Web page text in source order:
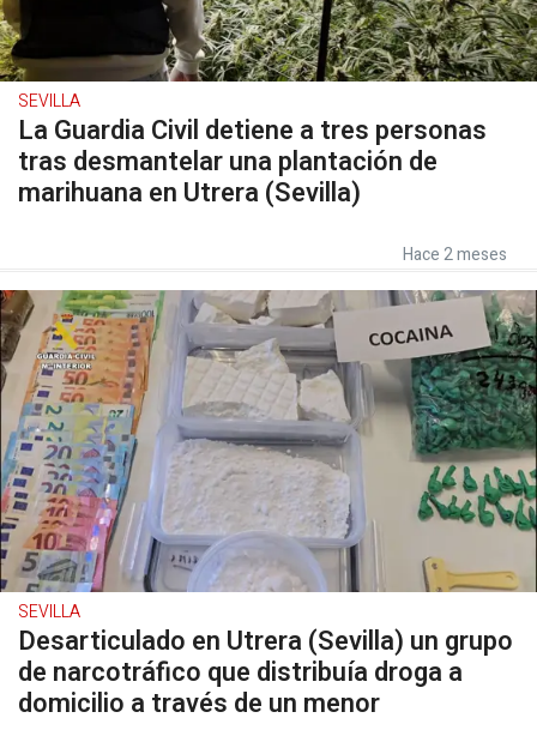
SEVILLA
La Guardia Civil detiene a tres personas
tras desmantelar una plantación de
marihuana en Utrera (Sevilla)
Hace 2 meses
SEVILLA
Desarticulado en Utrera (Sevilla) un grupo
de narcotráfico que distribuía droga a
domicilio a través de un menor